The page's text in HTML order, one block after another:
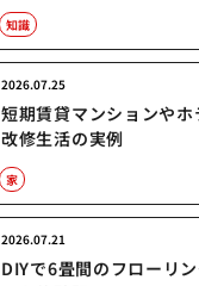
知識
短期賃貸マンションや
改修生活の実例
2026.07.25
家
DIYで6畳間のフローリ
2026.07.21